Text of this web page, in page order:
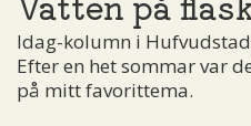
Idag-kolumn i
Efter en het sommar var
på mitt favorittema.